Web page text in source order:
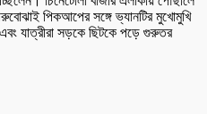
পিকআপের সঙ্গে ভ্যানটির মুখোমুখি
যাত্রীরা সড়কে ছিটকে পড়ে গুরুতর